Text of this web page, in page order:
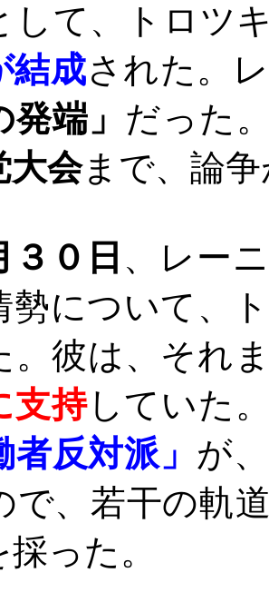
して、トロツ
結成された。
発端」 だった
大会まで、論
３０日 、レー
勢について、
。彼は、それ
支持していた
者反対派」 が
で、若干の軌
採った。